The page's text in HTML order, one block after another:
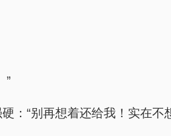
”
：“别再想着还给我！实在不